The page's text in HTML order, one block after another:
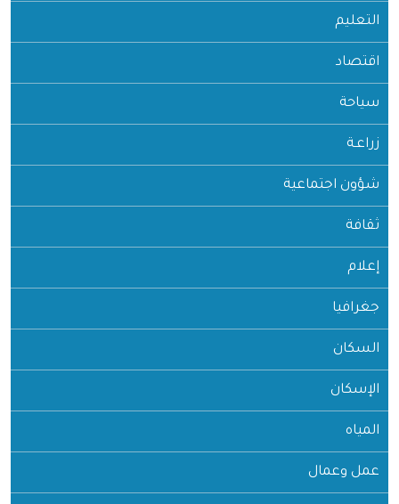
التعليم
اقتصاد
سياحة
زراعـة
شؤون اجتماعية
ثقافة
إعلام
جغرافيا
السكان
الإسكان
المياه
عمل وعمال